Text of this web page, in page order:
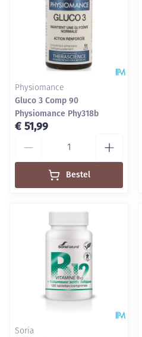
Physiomance
Gluco 3 Comp 90
Physiomance Phy318b
€ 51,99
Bestel
Soria